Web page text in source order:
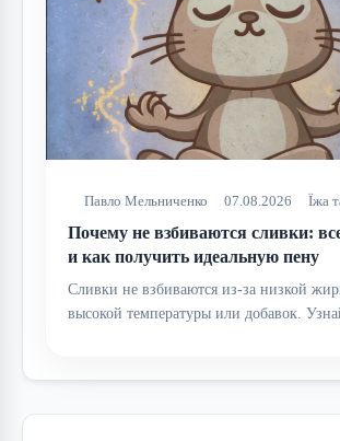
Павло Мельниченко 07.08.2026 Їжа
Почему не взбиваются сливки:
и как получить идеальную пену
Сливки не взбиваются из-за низкой
высокой температуры или добавок.